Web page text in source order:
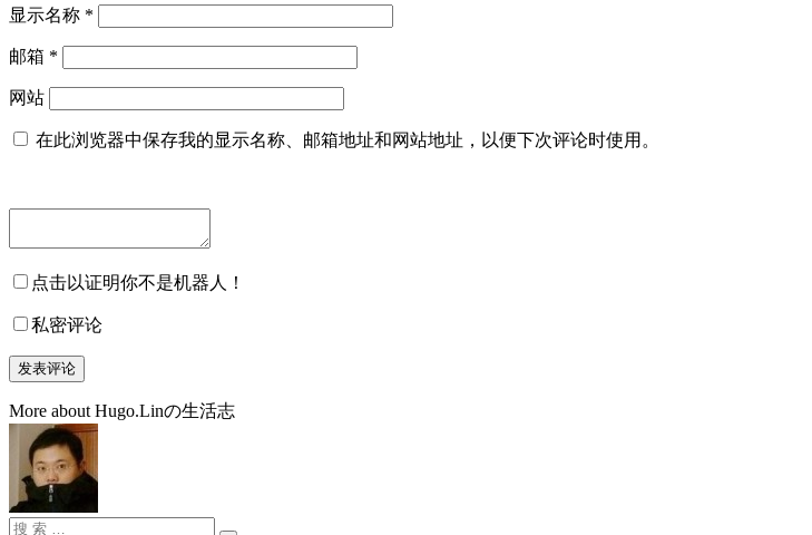
显示名称 *
邮箱 *
网站
在此浏览器中保存我的显示名称、邮箱地址和网站地址，以便下次评论时使用。
点击以证明你不是机器人！
私密评论
More about Hugo.Linの生活志
搜